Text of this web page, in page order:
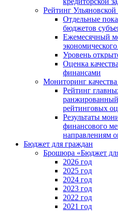
Рейтинг Ульяновской
Отдельные
бюджетов
Ежемесячный
Уровень
Оценка
финансами
Мониторинг
Рейтинг
рейтинговых
Результаты
финансового
направлениям
Бюджет для граждан
Брошюра «Бюджет
2026 год
2025 год
2024 год
2023 год
2022 год
2021 год